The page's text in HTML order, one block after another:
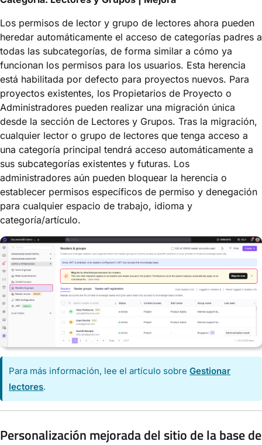
Los permisos de lector y grupo de lectores ahora pueden
heredar automáticamente el acceso de categorías padres a
todas las subcategorías, de forma similar a cómo ya
funcionan los permisos para los usuarios. Esta herencia
está habilitada por defecto para proyectos nuevos. Para
proyectos existentes, los Propietarios de Proyecto o
Administradores pueden realizar una migración única
desde la sección de Lectores y Grupos. Tras la migración,
cualquier lector o grupo de lectores que tenga acceso a
una categoría principal tendrá acceso automáticamente a
sus subcategorías existentes y futuras. Los
administradores aún pueden bloquear la herencia o
establecer permisos específicos de permiso y denegación
para cualquier espacio de trabajo, idioma y
categoría/artículo.
Para más información, lee el artículo sobreGestionar
lectores.
Personalización mejorada del sitio de la base de